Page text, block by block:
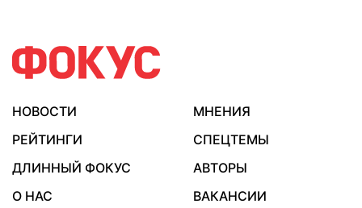
НОВОСТИ
МНЕНИЯ
РЕЙТИНГИ
СПЕЦТЕМЫ
ДЛИННЫЙ ФОКУС
АВТОРЫ
О НАС
ВАКАНСИИ